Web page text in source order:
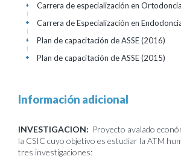
Carrera de especialización en
+
Carrera de Especialización en
+
Plan de capacitación de ASSE(2016)
+
Plan de capacitación de ASSE(2015)
+
Información adicional
INVESTIGACION: Proyecto avalado
la CSIC cuyo objetivo es estudiar la ATM
tres investigaciones: